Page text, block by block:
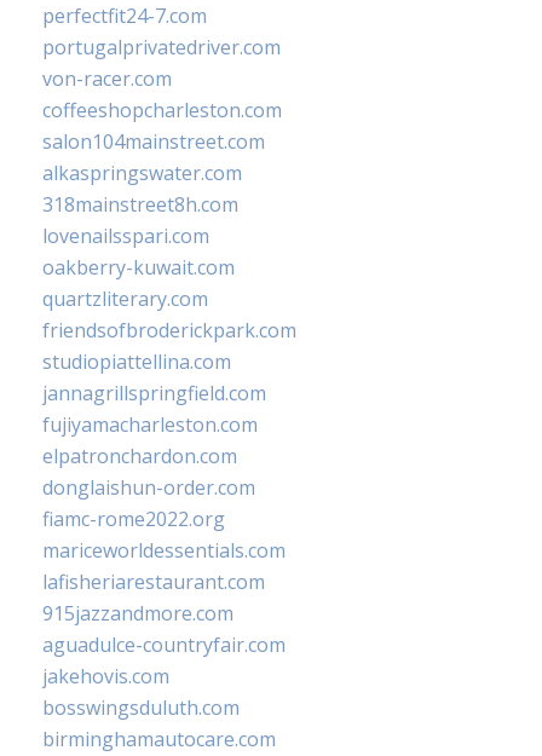
perfectfit24-7.com
portugalprivatedriver.com
von-racer.com
coffeeshopcharleston.com
salon104mainstreet.com
alkaspringswater.com
318mainstreet8h.com
lovenailsspari.com
oakberry-kuwait.com
quartzliterary.com
friendsofbroderickpark.com
studiopiattellina.com
jannagrillspringfield.com
fujiyamacharleston.com
elpatronchardon.com
donglaishun-order.com
fiamc-rome2022.org
mariceworldessentials.com
lafisheriarestaurant.com
915jazzandmore.com
aguadulce-countryfair.com
jakehovis.com
bosswingsduluth.com
birminghamautocare.com